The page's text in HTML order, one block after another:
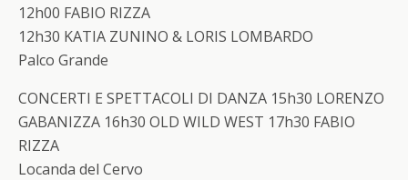
12h00 FABIO RIZZA
12h30 KATIA ZUNINO & LORIS LOMBARDO
Palco Grande
CONCERTI E SPETTACOLI DI DANZA 15h30 LORENZO
GABANIZZA 16h30 OLD WILD WEST 17h30 FABIO
RIZZA
Locanda del Cervo